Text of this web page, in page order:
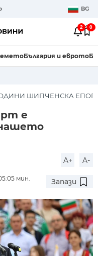
BG
2 0
България и еврото
ШИПЧЕНСКА
е
A+ A-
мин.
Запази